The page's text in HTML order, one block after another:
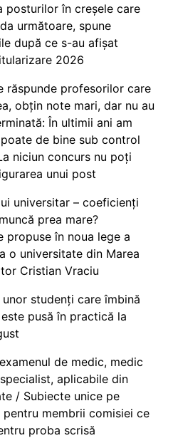
posturilor în creșele care
următoare, spune
după ce s-au afișat
2026
răspunde profesorilor care
obțin note mari, dar nu au
În ultimii ani am
de bine sub control
niciun concurs nu poți
unui post
universitar – coeficienți
prea mare?
propuse în noua lege a
o universitate din Marea
Cristian Vraciu
studenți care îmbină
pusă în practică la
de medic, medic
aplicabile din
/ Subiecte unice pe
membrii comisiei ce
proba scrisă